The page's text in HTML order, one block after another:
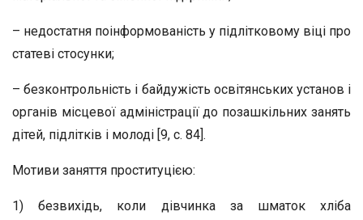
– недостатня поінформованість у підлітковому віці про
статеві стосунки;
– безконтрольність і байдужість освітянських установ і
органів місцевої адміністрації до позашкільних занять
дітей, підлітків і молоді [9, с. 84].
Мотиви заняття проституцією:
1) безвихідь, коли дівчинка за шматок хліба